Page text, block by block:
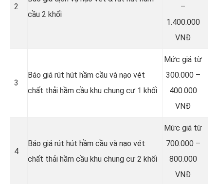
2
cầu 2 khối
–
1.400.000
VNĐ
3
Báo giá rút hút hầm cầu và nạo vét
chất thải hầm cầu khu chung cư 1 khối
Mức giá từ
300.000 –
400.000
VNĐ
4
Báo giá rút hút hầm cầu và nạo vét
chất thải hầm cầu khu chung cư 2 khối
Mức giá từ
700.000 –
800.000
VNĐ